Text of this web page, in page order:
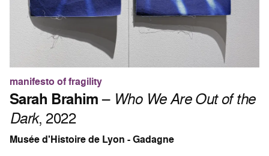
manifesto of fragility
Sarah Brahim– Who We Are Out of the
Dark, 2022
Musée d'Histoire de Lyon - Gadagne